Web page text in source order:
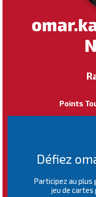
Points
Défiez
Participez au plus
jeu de cartes